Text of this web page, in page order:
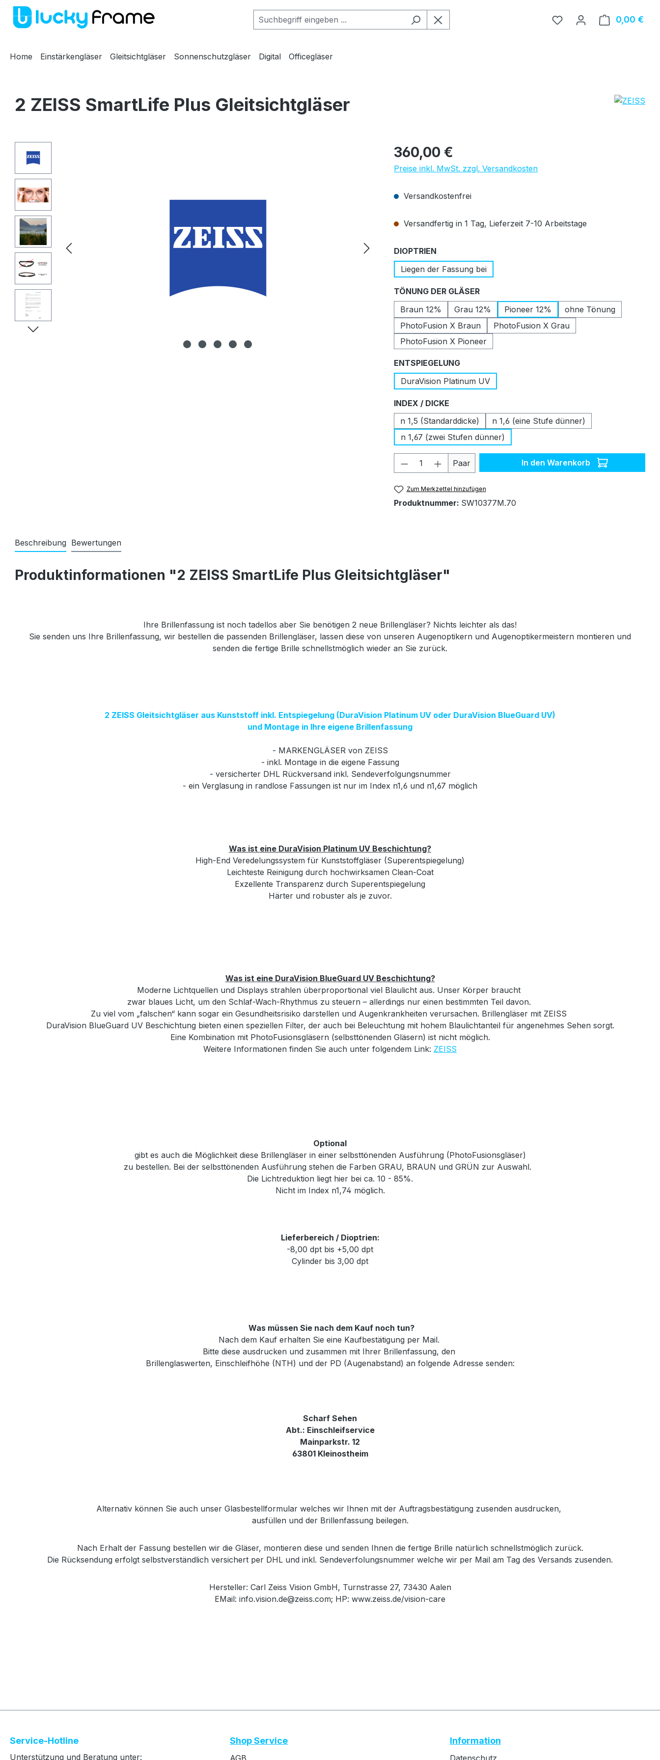
Hauptinhalt springen
Zur Suche springen
Zur Hauptnavigation springen
0,00 €
Home Einstärkengläser Gleitsichtgläser Sonnenschutzgläser Digital Officegläser
2 ZEISS SmartLife Plus Gleitsichtgläser
Regulärer Preis:
360,00 €
Preise inkl. MwSt. zzgl. Versandkosten
Versandkostenfrei
Versandfertig in 1 Tag, Lieferzeit 7-10 Arbeitstage
DIOPTRIEN
Liegen der Fassung bei
TÖNUNG DER GLÄSERauswählen
Braun 12%
Grau 12% Pioneer 12%
ohne Tönung
PhotoFusion X Braun
PhotoFusion X Grau
PhotoFusion X Pioneer
ENTSPIEGELUNGauswählen
DuraVision Platinum UV
INDEX / DICKE
n 1,5 (Standarddicke)
n 1,6 (eine Stufe dünner)
n 1,67 (zwei Stufen dünner)
Produkt Anzahl: Gib den gewünschten Wert
Paar In den Warenkorb
Zum Merkzettel hinzufügen
Produktnummer: SW10377M.70
Beschreibung Bewertungen
Produktinformationen "2 ZEISS SmartLife Plus Gleitsichtgläser"
Ihre Brillenfassung ist noch tadellos aber Sie benötigen 2 neue Brillengläser? Nichts leichter als das!
Sie senden uns Ihre Brillenfassung, wir bestellen die passenden Brillengläser, lassen diese von unseren Augenoptikern und Augenoptikermeistern montieren und
senden die fertige Brille schnellstmöglich wieder an Sie zurück.
2 ZEISS Gleitsichtgläser aus Kunststoff inkl. Entspiegelung (DuraVision Platinum UV oder DuraVision BlueGuard UV)
und Montage in Ihre eigene Brillenfassung
- MARKENGLÄSER von ZEISS
- inkl. Montage in die eigene Fassung
- versicherter DHL Rückversand inkl. Sendeverfolgungsnummer
- ein Verglasung in randlose Fassungen ist nur im Index n1,6 und n1,67 möglich
Was ist eine DuraVision Platinum UV Beschichtung?
High-End Veredelungssystem für Kunststoffgläser (Superentspiegelung)
Leichteste Reinigung durch hochwirksamen Clean-Coat
Exzellente Transparenz durch Superentspiegelung
Härter und robuster als je zuvor.
Was ist eine DuraVision BlueGuard UV Beschichtung?
Moderne Lichtquellen und Displays strahlen überproportional viel Blaulicht aus. Unser Körper braucht
zwar blaues Licht, um den Schlaf-Wach-Rhythmus zu steuern – allerdings nur einen bestimmten Teil davon.
Zu viel vom „falschen“ kann sogar ein Gesundheitsrisiko darstellen und Augenkrankheiten verursachen. Brillengläser mit ZEISS
DuraVision BlueGuard UV Beschichtung bieten einen speziellen Filter, der auch bei Beleuchtung mit hohem Blaulichtanteil für angenehmes Sehen sorgt.
Eine Kombination mit PhotoFusionsgläsern (selbsttönenden Gläsern) ist nicht möglich.
Weitere Informationen finden Sie auch unter folgendem Link: ZEISS
Optional
gibt es auch die Möglichkeit diese Brillengläser in einer selbsttönenden Ausführung (PhotoFusionsgläser)
zu bestellen. Bei der selbsttönenden Ausführung stehen die Farben GRAU, BRAUN und GRÜN zur Auswahl.
Die Lichtreduktion liegt hier bei ca. 10 - 85%.
Nicht im Index n1,74 möglich.
Lieferbereich / Dioptrien:
-8,00 dpt bis +5,00 dpt
Cylinder bis 3,00 dpt
Was müssen Sie nach dem Kauf noch tun?
Nach dem Kauf erhalten Sie eine Kaufbestätigung per Mail.
Bitte diese ausdrucken und zusammen mit Ihrer Brillenfassung, den
Brillenglaswerten, Einschleifhöhe (NTH) und der PD (Augenabstand) an folgende Adresse senden:
Scharf Sehen
Abt.: Einschleifservice
Mainparkstr. 12
63801 Kleinostheim
Alternativ können Sie auch unser Glasbestellformular welches wir Ihnen mit der Auftragsbestätigung zusenden ausdrucken,
ausfüllen und der Brillenfassung beilegen.
Nach Erhalt der Fassung bestellen wir die Gläser, montieren diese und senden Ihnen die fertige Brille natürlich schnellstmöglich zurück.
Die Rücksendung erfolgt selbstverständlich versichert per DHL und inkl. Sendeverfolungsnummer welche wir per Mail am Tag des Versands zusenden.
Hersteller: Carl Zeiss Vision GmbH, Turnstrasse 27, 73430 Aalen
EMail: info.vision.de@zeiss.com; HP: www.zeiss.de/vision-care
Service-Hotline
Unterstützung und Beratung unter:
Shop Service Information